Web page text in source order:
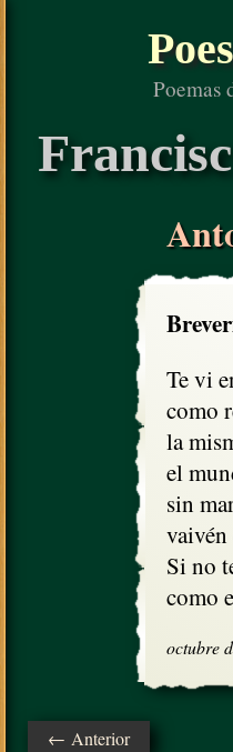
Poemas
Te vi
como
la
el
sin
Si no
como
octubre
← Anterior